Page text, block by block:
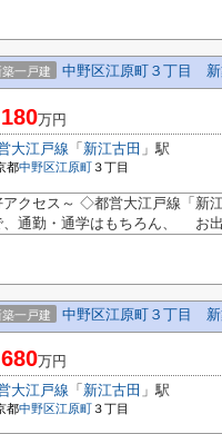
築一戸建 中野区江原町３丁目
万円
大江戸線 「 新江古田 」駅
都中野区江原町３丁目
クセス～ ◇都営大江戸線「新
通勤・通学はもちろん、 お
築一戸建 中野区江原町３丁目
万円
大江戸線 「 新江古田 」駅
都中野区江原町３丁目